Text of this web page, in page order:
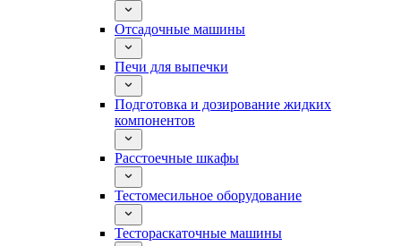
Отсадочные машины
Печи для выпечки
Подготовка и дозирование жидких
компонентов
Расстоечные шкафы
Тестомесильное оборудование
Тестораскаточные машины